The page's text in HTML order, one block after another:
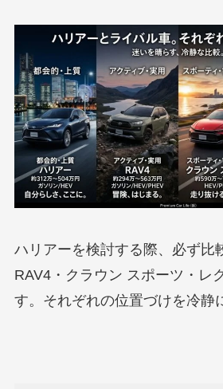
ハリアーを検討する際、必ず比
RAV4・クラウン スポーツ・レ
す。それぞれの位置づけを冷静